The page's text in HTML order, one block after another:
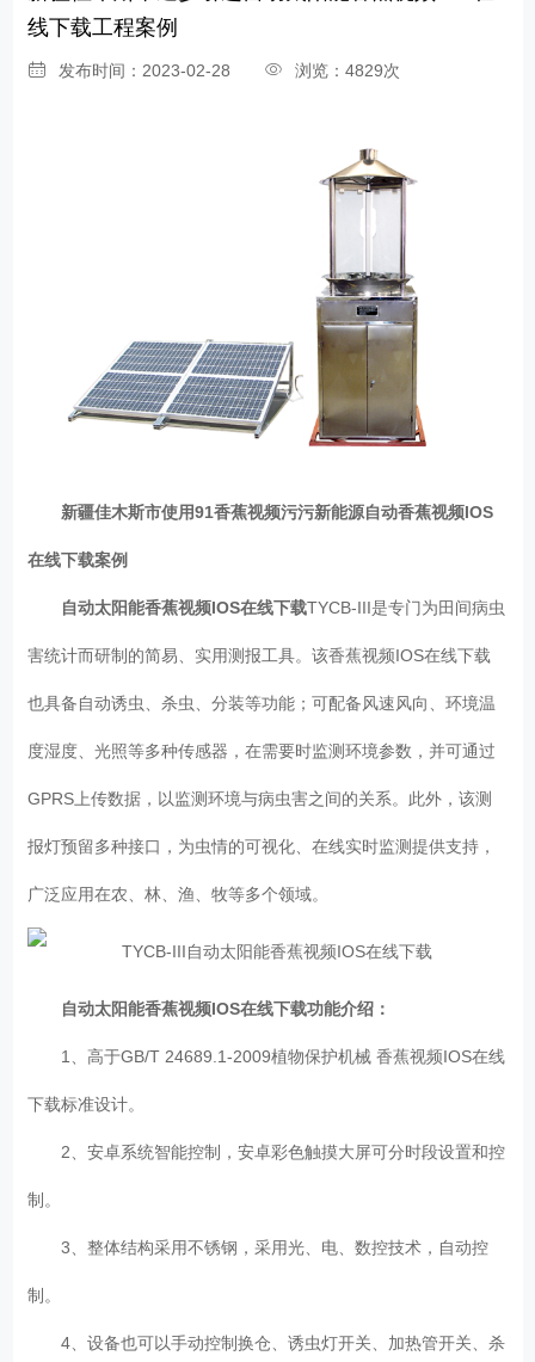
线下载工程案例
发布时间：2023-02-28 浏览：4829次
新疆佳木斯市使用91香蕉视频污污新能源自动香蕉视频IOS
在线下载案例
自动太阳能香蕉视频IOS在线下载TYCB-III是专门为田间病虫
害统计而研制的简易、实用测报工具。该香蕉视频IOS在线下载
也具备自动诱虫、杀虫、分装等功能；可配备风速风向、环境温
度湿度、光照等多种传感器，在需要时监测环境参数，并可通过
GPRS上传数据，以监测环境与病虫害之间的关系。此外，该测
报灯预留多种接口，为虫情的可视化、在线实时监测提供支持，
广泛应用在农、林、渔、牧等多个领域。
自动太阳能香蕉视频IOS在线下载功能介绍：
1、高于GB/T 24689.1-2009植物保护机械 香蕉视频IOS在线
下载标准设计。
2、安卓系统智能控制，安卓彩色触摸大屏可分时段设置和控
制。
3、整体结构采用不锈钢，采用光、电、数控技术，自动控
制。
4、设备也可以手动控制换仓、诱虫灯开关、加热管开关、杀